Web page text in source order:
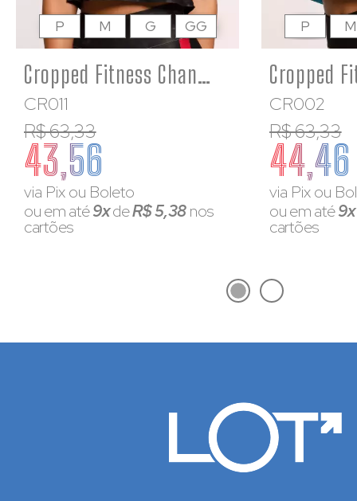
Cropped Fitness Change Your Mindset
CR011
R$ 63,33
43,56
via Pix ou Boleto
ou em até9xdeR$ 5,38nos
cartões
P M G GG
CR002
R$ 63,33
44,46
via Pix ou
ou em até
cartões
P M